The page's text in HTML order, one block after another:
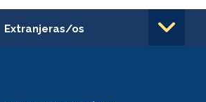
Extranjeras/os